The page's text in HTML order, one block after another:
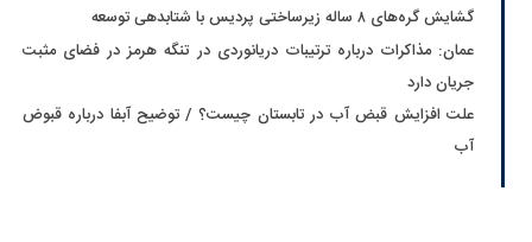
گشایش گره‌های ۸ ساله زیرساختی پردیس با شتابدهی توسعه
عمان: مذاکرات درباره ترتیبات دریانوردی در تنگه هرمز در فضای مثبت
جریان دارد
علت افزایش قبض آب در تابستان چیست؟ / توضیح آبفا درباره قبوض
آب